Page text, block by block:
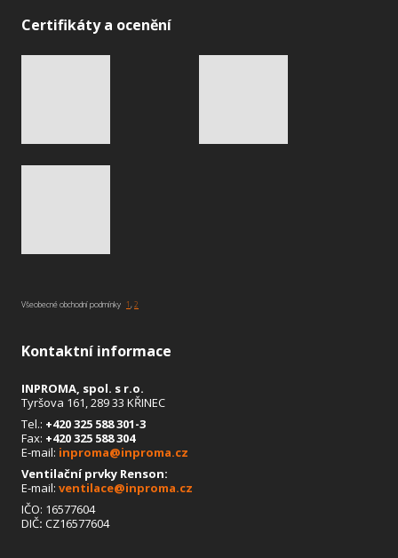
odeslat.
Certifikáty a ocenění
Všeobecné obchodní podmínky 1,2
Kontaktní informace
INPROMA, spol. s r.o.
Tyršova 161, 289 33 KŘINEC
Tel.: +420 325 588 301-3
Fax: +420 325 588 304
E-mail: inproma@inproma.cz
Ventilační prvky Renson:
E-mail: ventilace@inproma.cz
IČO: 16577604
DIČ: CZ16577604